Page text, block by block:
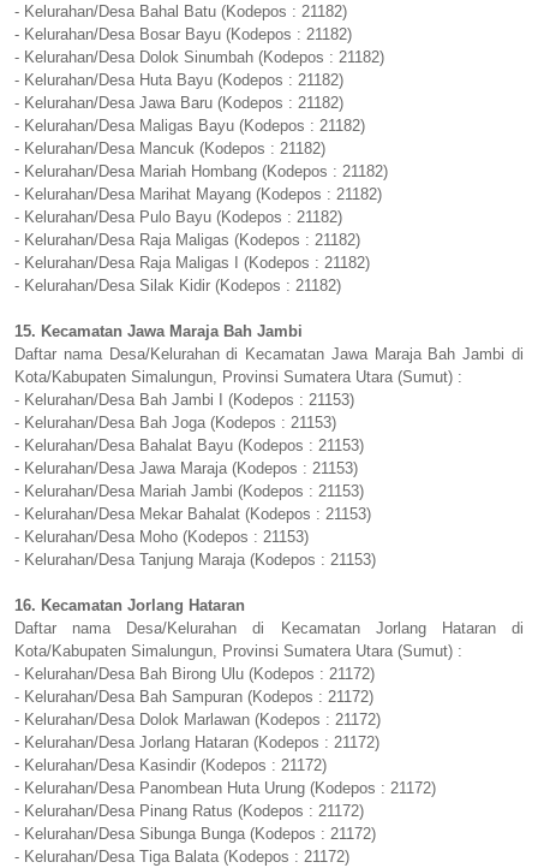
- Kelurahan/Desa Bahal Batu (Kodepos : 21182)
- Kelurahan/Desa Bosar Bayu (Kodepos : 21182)
- Kelurahan/Desa Dolok Sinumbah (Kodepos : 21182)
- Kelurahan/Desa Huta Bayu (Kodepos : 21182)
- Kelurahan/Desa Jawa Baru (Kodepos : 21182)
- Kelurahan/Desa Maligas Bayu (Kodepos : 21182)
- Kelurahan/Desa Mancuk (Kodepos : 21182)
- Kelurahan/Desa Mariah Hombang (Kodepos : 21182)
- Kelurahan/Desa Marihat Mayang (Kodepos : 21182)
- Kelurahan/Desa Pulo Bayu (Kodepos : 21182)
- Kelurahan/Desa Raja Maligas (Kodepos : 21182)
- Kelurahan/Desa Raja Maligas I (Kodepos : 21182)
- Kelurahan/Desa Silak Kidir (Kodepos : 21182)
15. Kecamatan Jawa Maraja Bah Jambi
Daftar nama Desa/Kelurahan di Kecamatan Jawa Maraja Bah Jambi di
Kota/Kabupaten Simalungun, Provinsi Sumatera Utara (Sumut) :
- Kelurahan/Desa Bah Jambi I (Kodepos : 21153)
- Kelurahan/Desa Bah Joga (Kodepos : 21153)
- Kelurahan/Desa Bahalat Bayu (Kodepos : 21153)
- Kelurahan/Desa Jawa Maraja (Kodepos : 21153)
- Kelurahan/Desa Mariah Jambi (Kodepos : 21153)
- Kelurahan/Desa Mekar Bahalat (Kodepos : 21153)
- Kelurahan/Desa Moho (Kodepos : 21153)
- Kelurahan/Desa Tanjung Maraja (Kodepos : 21153)
16. Kecamatan Jorlang Hataran
Daftar nama Desa/Kelurahan di Kecamatan Jorlang Hataran di
Kota/Kabupaten Simalungun, Provinsi Sumatera Utara (Sumut) :
- Kelurahan/Desa Bah Birong Ulu (Kodepos : 21172)
- Kelurahan/Desa Bah Sampuran (Kodepos : 21172)
- Kelurahan/Desa Dolok Marlawan (Kodepos : 21172)
- Kelurahan/Desa Jorlang Hataran (Kodepos : 21172)
- Kelurahan/Desa Kasindir (Kodepos : 21172)
- Kelurahan/Desa Panombean Huta Urung (Kodepos : 21172)
- Kelurahan/Desa Pinang Ratus (Kodepos : 21172)
- Kelurahan/Desa Sibunga Bunga (Kodepos : 21172)
- Kelurahan/Desa Tiga Balata (Kodepos : 21172)